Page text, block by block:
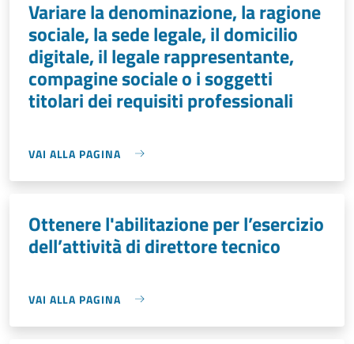
Variare la denominazione, la ragione
sociale, la sede legale, il domicilio
digitale, il legale rappresentante,
compagine sociale o i soggetti
titolari dei requisiti professionali
VAI ALLA PAGINA
Ottenere l'abilitazione per l’esercizio
dell’attività di direttore tecnico
VAI ALLA PAGINA